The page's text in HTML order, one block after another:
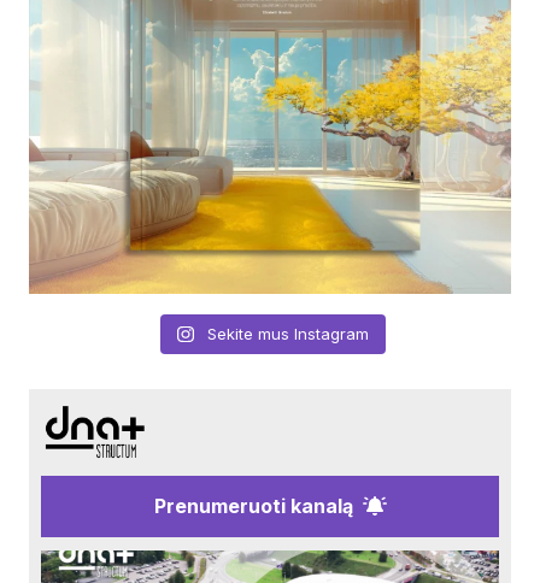
Sekite mus Instagram
Prenumeruoti kanalą